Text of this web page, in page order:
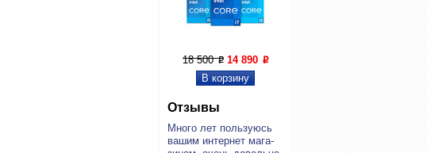
18 500P 14 890 P
Отзывы
Мно­го лет поль­зу­юсь
ва­шим ин­тернет ма­га­